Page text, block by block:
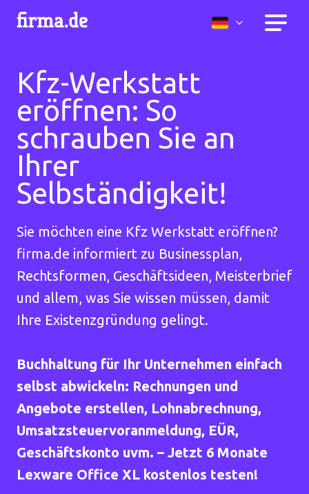
Kfz-Werkstatt
eröffnen: So
schrauben Sie an
Ihrer
Selbständigkeit!
Sie möchten eine Kfz Werkstatt eröffnen?
firma.de informiert zu Businessplan,
Rechtsformen, Geschäftsideen, Meisterbrief
und allem, was Sie wissen müssen, damit
Ihre Existenzgründung gelingt.
Buchhaltung für Ihr Unternehmen einfach
selbst abwickeln: Rechnungen und
Angebote erstellen, Lohnabrechnung,
Umsatzsteuervoranmeldung, EÜR,
Geschäftskonto uvm. – Jetzt 6 Monate
Lexware Office XL kostenlos testen!